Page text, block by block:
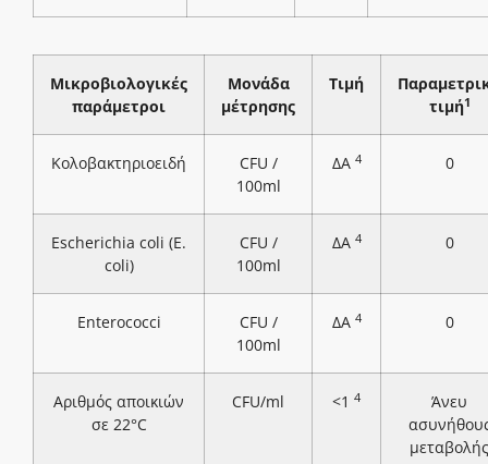
Μικροβιολογικές
παράμετροι
Μονάδα
μέτρησης
Τιμή
τιμή1
Κολοβακτηριοειδή
CFU /
100ml
ΔΑ 4 0
Escherichia coli (E.
coli)
CFU /
100ml
ΔΑ 4 0
Enterococci
CFU /
100ml
ΔΑ 4 0
Αριθμός αποικιών
σε 22°C
CFU/ml <1 4
Άνευ
μεταβολής